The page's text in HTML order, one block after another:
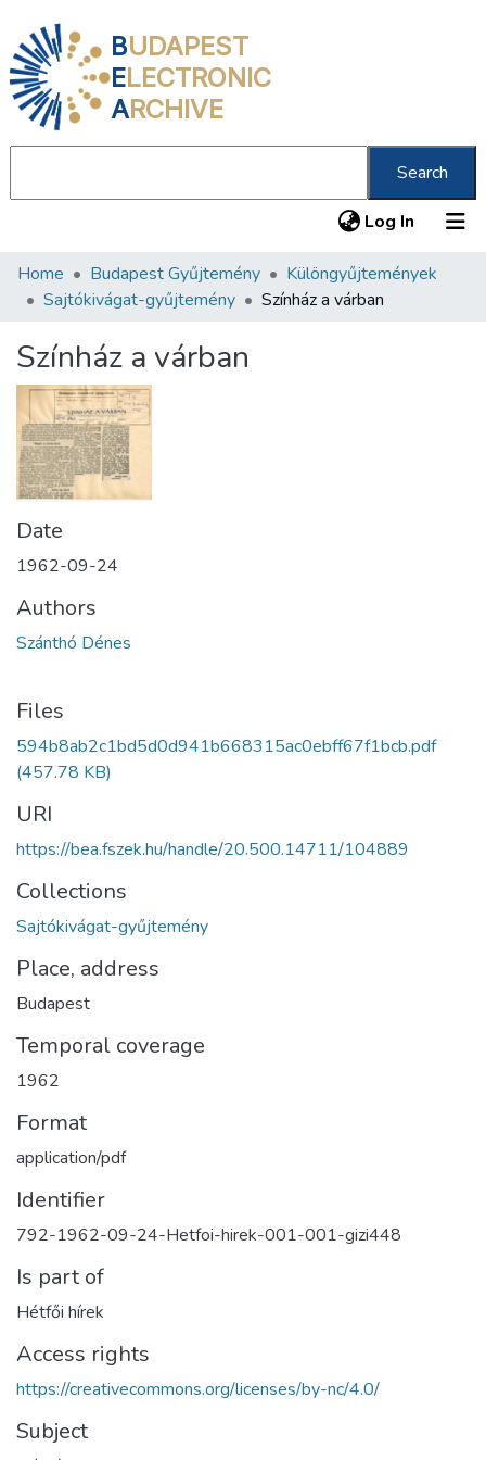
BUDAPEST
ELECTRONIC
ARCHIVE
Search
Log In (current)
Communities & Collections
Statistics
About us
Home Budapest Gyűjtemény
Különgyűjtemények
Sajtókivágat-gyűjtemény
Színház a várban
Színház a várban
Date
1962-09-24
Authors
Szánthó Dénes
Files
594b8ab2c1bd5d0d941b668315ac0ebff67f1bcb.pdf
(457.78 KB)
URI
https://bea.fszek.hu/handle/20.500.14711/104889
Collections
Sajtókivágat-gyűjtemény
Place, address
Budapest
Temporal coverage
1962
Format
application/pdf
Identifier
792-1962-09-24-Hetfoi-hirek-001-001-gizi448
Is part of
Hétfői hírek
Access rights
https://creativecommons.org/licenses/by-nc/4.0/
Subject